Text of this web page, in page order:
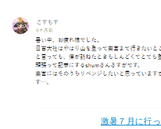
激暑７月に行